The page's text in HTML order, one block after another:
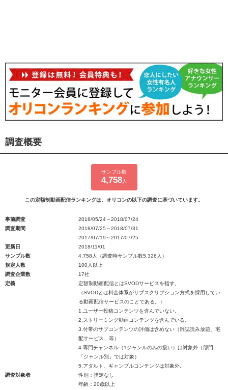
調査概要
サンプル数
4,758人
この定額制動画配信ランキングは、オリコンの以下の調査に基づいています。
事前調査
2018/05/24～2018/07/24
調査期間
2018/07/25～2018/07/31
2017/07/19～2017/07/25
更新日
2018/11/01
サンプル数
4,758人（調査時サンプル数5,326人）
規定人数
100人以上
調査企業数
17社
定義
定額制動画配信とはSVODサービスを指す。
（SVODとは料金体系がサブスクリプション方式を採用してい
る動画配信サービスのことである。）
1.ユーザー投稿コンテンツを含んでいない。
2.ストリーミング動画コンテンツを含んでいる。
3.付帯のサブコンテンツの評価は含めない（雑誌読み放題、宅
配サービス、等）
4.専門チャンネル（1ジャンルのみの扱い）は対象外（部門
「ジャンル別」では対象）
5.アダルト、ギャンブルコンテンツは対象外。
調査対象者
性別：指定なし
年齢：20歳以上